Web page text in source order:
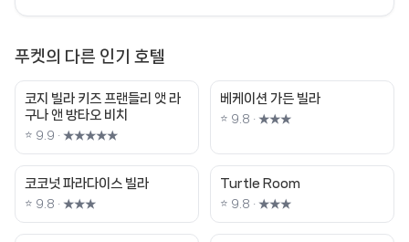
푸켓의 다른 인기 호텔
코지 빌라 키즈 프랜들리 앳 라
구나 앤 방타오 비치
⭐ 9.9 · ★★★★★
베케이션 가든 빌라
⭐ 9.8 · ★★★
코코넛 파라다이스 빌라
⭐ 9.8 · ★★★
Turtle Room
⭐ 9.8 · ★★★